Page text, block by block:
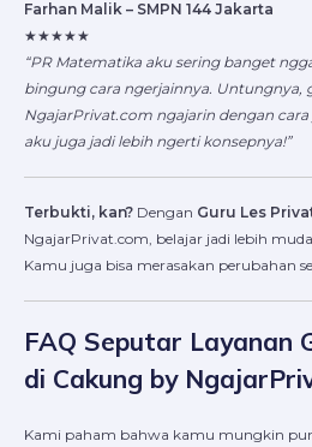
Farhan Malik – SMPN 144 Jakarta
★★★★★
“PR Matematika aku sering banget
bingung cara ngerjainnya. Untungnya,
NgajarPrivat.com ngajarin dengan cara
aku juga jadi lebih ngerti konsepnya!”
Terbukti, kan? Dengan Guru Les
NgajarPrivat.com, belajar jadi lebih
Kamu juga bisa merasakan perubahan
FAQ Seputar Layanan
di Cakung by
Kami paham bahwa kamu mungkin